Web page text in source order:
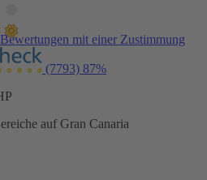
mit einer Zustimmung
(7793) 87%
auf Gran Canaria